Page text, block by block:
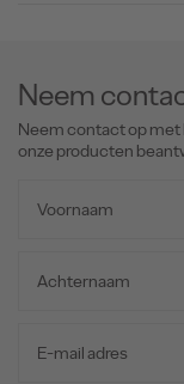
Neem
Neem contact op met
onze producten